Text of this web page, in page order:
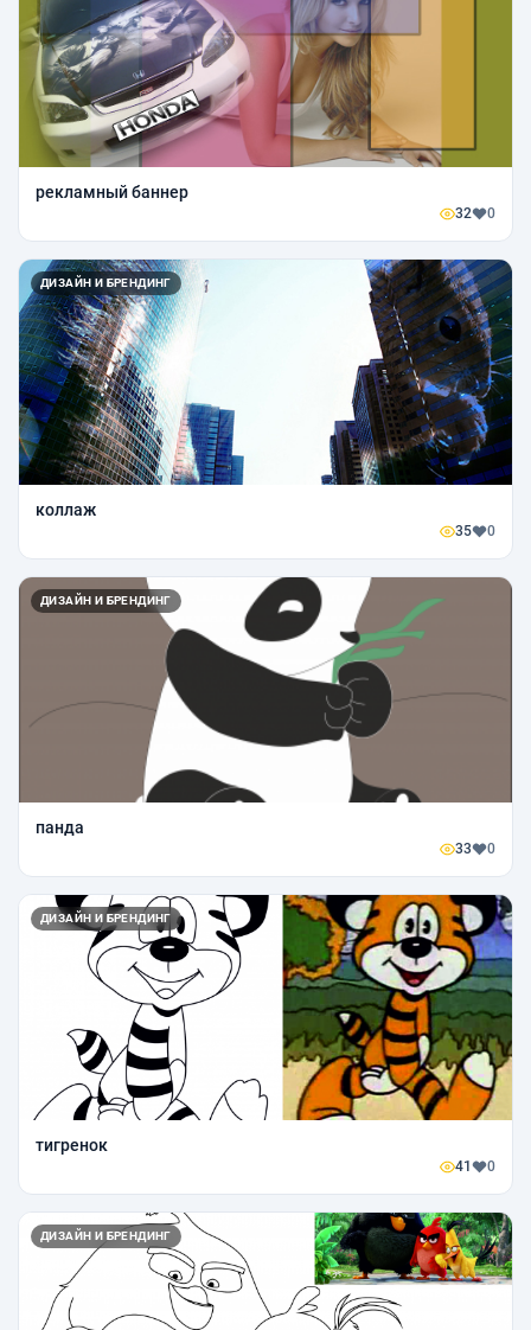
рекламный баннер
32 0
ДИЗАЙН И БРЕНДИНГ
коллаж
35 0
ДИЗАЙН И БРЕНДИНГ
панда
33 0
ДИЗАЙН И БРЕНДИНГ
тигренок
41 0
ДИЗАЙН И БРЕНДИНГ